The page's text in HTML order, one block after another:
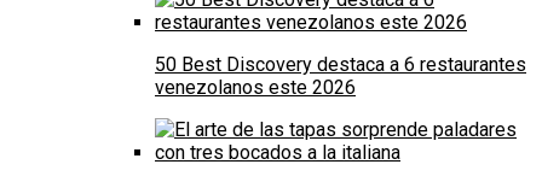
50 Best Discovery destaca a 6 restaurantes
venezolanos este 2026